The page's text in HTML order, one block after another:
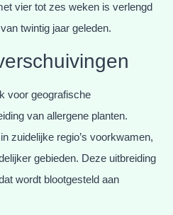
vier tot zes weken is verlengd
twintig jaar geleden.
voor geografische
van allergene planten.
zuidelijke regio’s voorkwamen,
gebieden. Deze uitbreiding
wordt blootgesteld aan